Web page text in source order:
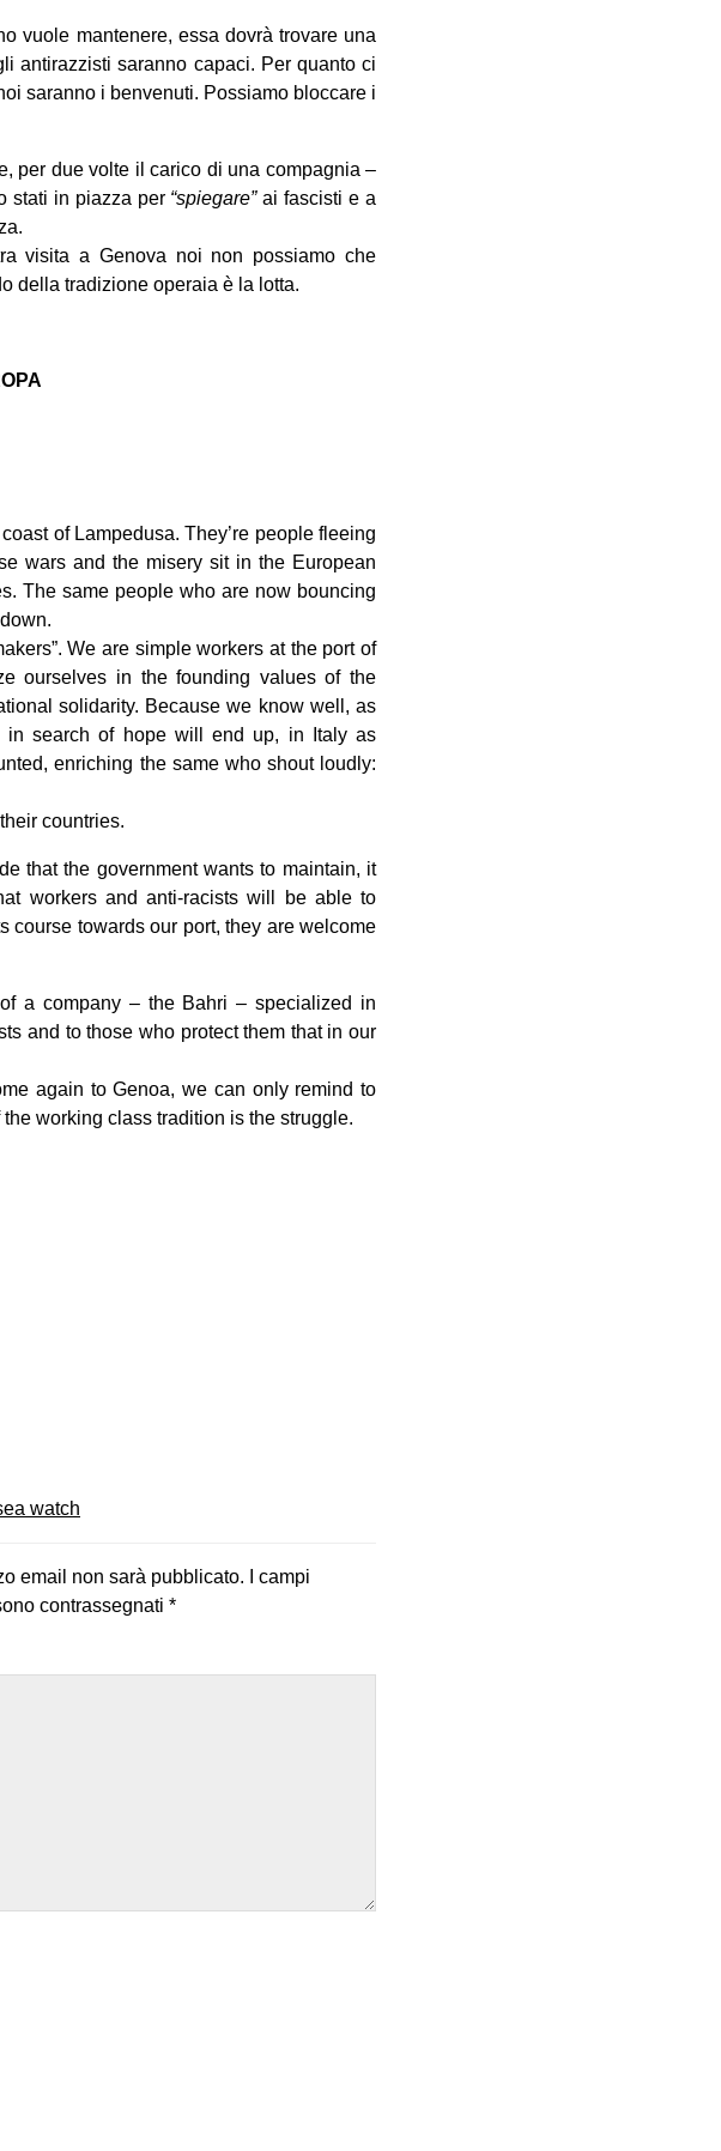
vuole mantenere, essa dovrà trovare una
antirazzisti saranno capaci. Per quanto ci
saranno i benvenuti. Possiamo bloccare i
per due volte il carico di una compagnia –
stati in piazza per “spiegare”ai fascisti e a
visita a Genova noi non possiamo che
della tradizione operaia è la lotta.
of Lampedusa. They’re people fleeing
wars and the misery sit in the European
The same people who are now bouncing
We are simple workers at the port of
ourselves in the founding values of the
solidarity. Because we know well, as
in search of hope will end up, in Italy as
enriching the same who shout loudly:
countries.
that the government wants to maintain, it
workers and anti-racists will be able to
course towards our port, they are welcome
a company – the Bahri – specialized in
and to those who protect them that in our
again to Genoa, we can only remind to
working class tradition is the struggle.
watch
email non sarà pubblicato.
I campi
contrassegnati *